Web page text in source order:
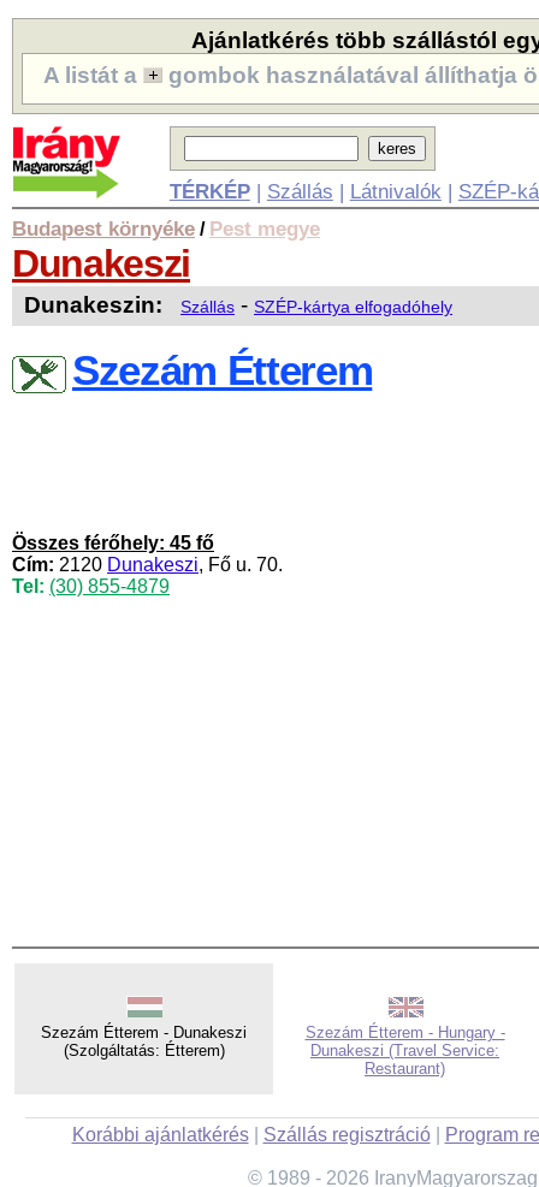
Ajánlatkérés több szállástól
A listát a
gombok használatával állíthatja
TÉRKÉP| Szállás | Látnivalók | SZÉP-
Budapest környéke / Pest megye
Dunakeszi
Dunakeszin: Szállás - SZÉP-kártya elfogadóhely
Szezám Étterem
Összes férőhely: 45 fő
Cím: 2120 Dunakeszi, Fő u. 70.
Tel: (30) 855-4879
Szezám Étterem - Dunakeszi
(Szolgáltatás: Étterem)
Szezám Étterem - Hungary -
Dunakeszi (Travel Service:
Restaurant)
Korábbi ajánlatkérés| Szállás regisztráció| Program
© 1989 - 2026